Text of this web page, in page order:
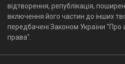
відтворення, републікація,
включення його частин до інших
передбачені Законом України "Про
права".